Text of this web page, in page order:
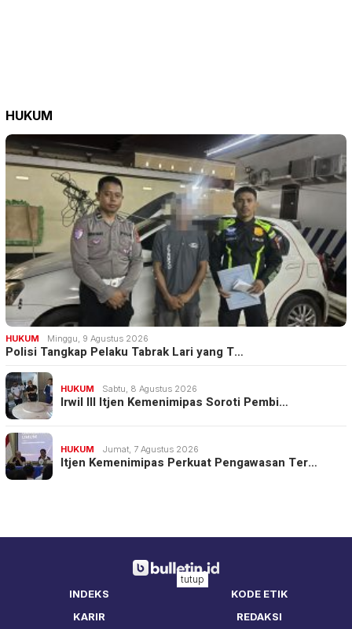
HUKUM
HUKUM Minggu, 9 Agustus 2026
Polisi Tangkap Pelaku Tabrak Lari yang T…
HUKUM Sabtu, 8 Agustus 2026
Irwil III Itjen Kemenimipas Soroti Pembi…
HUKUM Jumat, 7 Agustus 2026
Itjen Kemenimipas Perkuat Pengawasan Ter…
INDEKS
KODE ETIK
KARIR
REDAKSI
tutup